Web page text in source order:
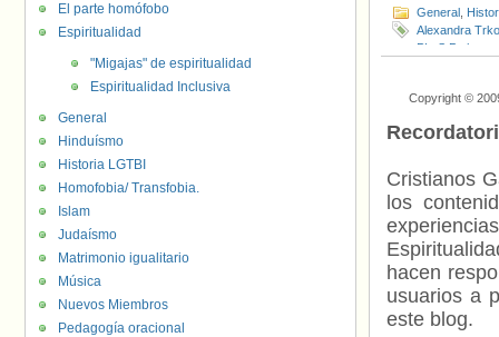
General
Alexandra
PLoS
Copyright ©
Cristianos
los
hacen
usuarios a
este blog.
El parte homófobo
Espiritualidad
"Migajas" de espiritualidad
Espiritualidad Inclusiva
General
Hinduísmo
Historia LGTBI
Homofobia/ Transfobia.
Islam
Judaísmo
Matrimonio igualitario
Música
Nuevos Miembros
Pedagogía oracional